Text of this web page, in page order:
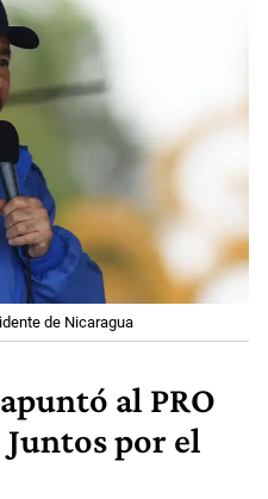
de Nicaragua
al PRO
por el